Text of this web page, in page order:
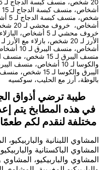
بالوظة، أرز مع الحليب، سوكسيه
طيبة ترضي أذواق
في هذه المطابخ يتم
مختلفة لنقدم لكم
المشاوي اللبنانية والباربيكيو،
المشاوي الباكستانية
المشاوي والباربيكيو، المشاوي